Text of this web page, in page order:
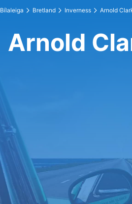
Bílaleiga Bretland Inverness Arnold
Arnold